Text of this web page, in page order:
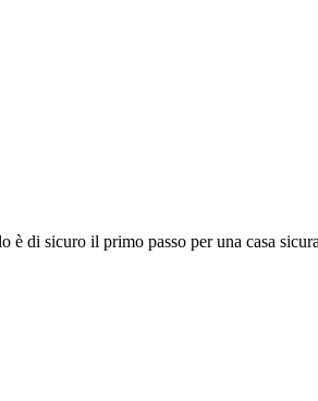
di sicuro il primo passo per una casa